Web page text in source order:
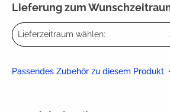
Lieferung zum
Lieferzeitraum wählen:
Passendes Zubehör zu diesem Produkt